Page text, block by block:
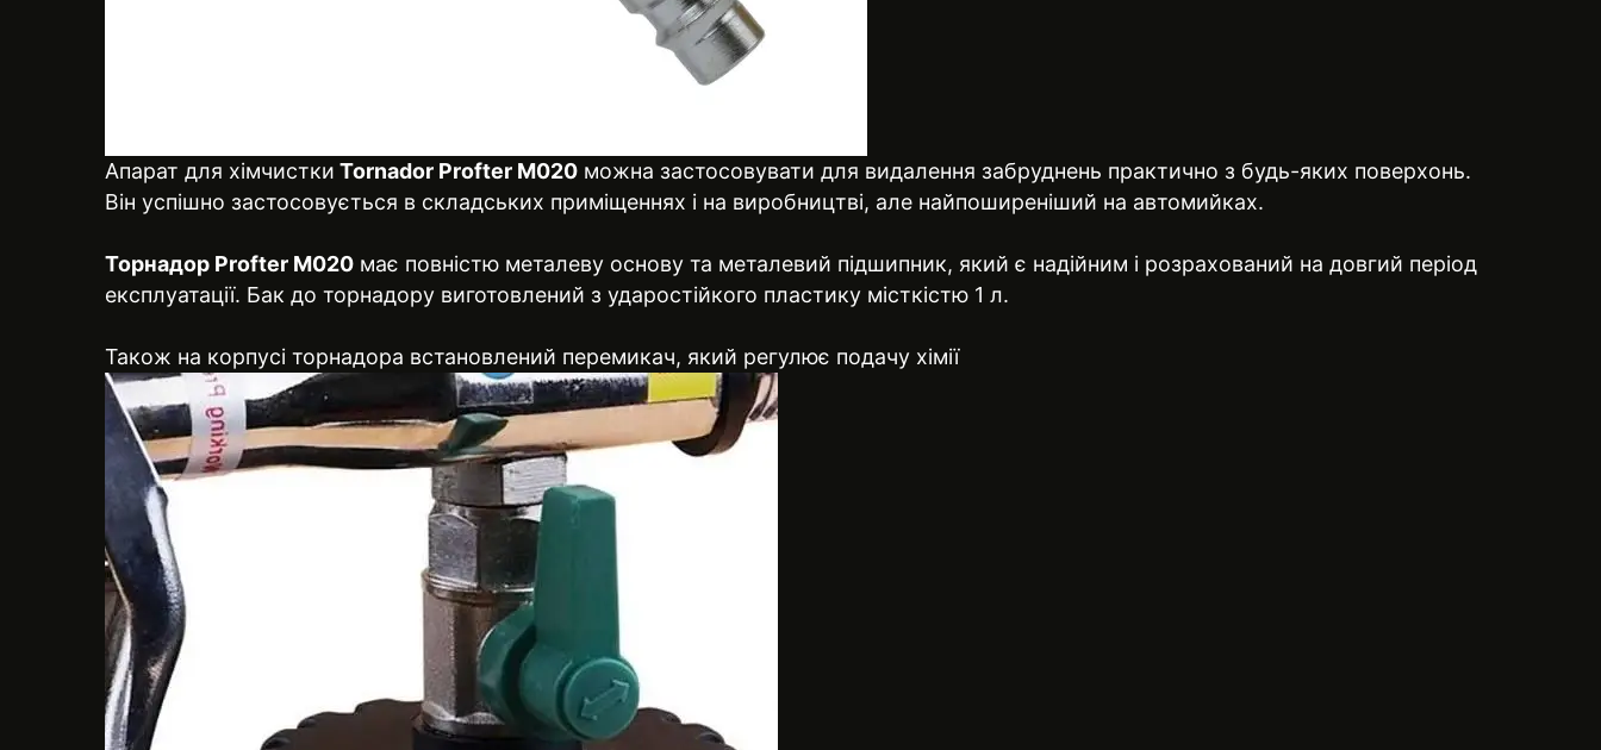
Апарат для хімчистки Tornador Profter М020 можна застосовувати для видалення забруднень практично з будь-яких поверхонь.
Він успішно застосовується в складських приміщеннях і на виробництві, але найпоширеніший на автомийках.
Торнадор Profter М020 має повністю металеву основу та металевий підшипник, який є надійним і розрахований на довгий період
експлуатації. Бак до торнадору виготовлений з ударостійкого пластику місткістю 1 л.
Також на корпусі торнадора встановлений перемикач, який регулює подачу хімії